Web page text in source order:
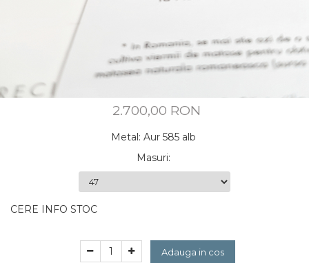
CUSTOM MADE
Animal Instinct
AN-TAN-TICHITAN
2.700,00 RON
Metal: Aur 585 alb
Masuri:
CERE INFO STOC
Adauga in cos